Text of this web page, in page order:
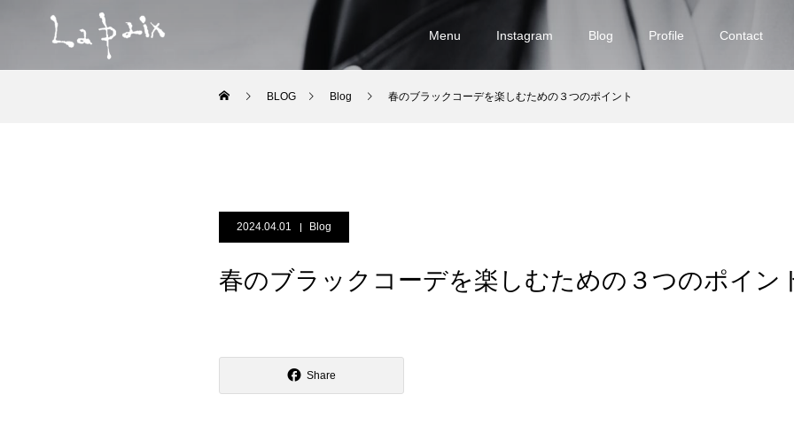
Menu Instagram Blog Profile Contact
BLOG Blog 春のブラックコーデを楽しむための３つのポイント
2024.04.01 Blog
春のブラックコーデを楽しむための３つのポイン
Share